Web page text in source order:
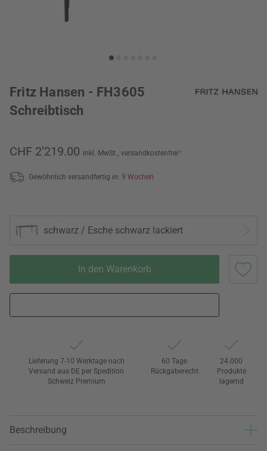
Fritz Hansen - FH3605
Schreibtisch
CHF 2’219.00 inkl. MwSt., versandkostenfrei*
Gewöhnlich versandfertig in: 9 Wochen
schwarz / Esche schwarz lackiert
In den Warenkorb
Lieferung 7-10 Werktage nach
Versand aus DE per Spedition
Schweiz Premium
60 Tage
Rückgaberecht
24.000
Produkte
lagernd
Beschreibung